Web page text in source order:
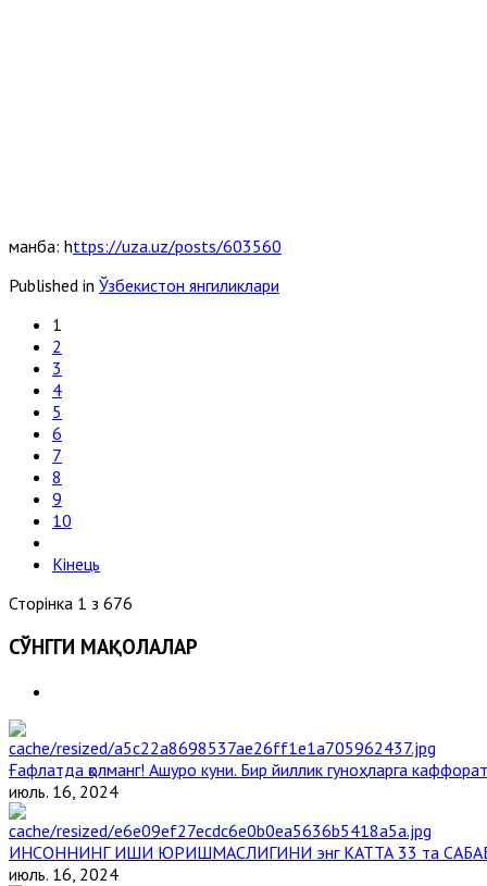
манба: https://uza.uz/posts/603560
Published in Ўзбекистон янгиликлари
1
2
3
4
5
6
7
8
9
10
Кінець
Сторінка 1 з 676
СЎНГГИ МАҚОЛАЛАР
Ғафлатда қолманг! Ашуро куни. Бир йиллик гуноҳларга
июль. 16, 2024
ИНСОННИНГ ИШИ ЮРИШМАСЛИГИНИ энг КАТТА 33 та
июль. 16, 2024